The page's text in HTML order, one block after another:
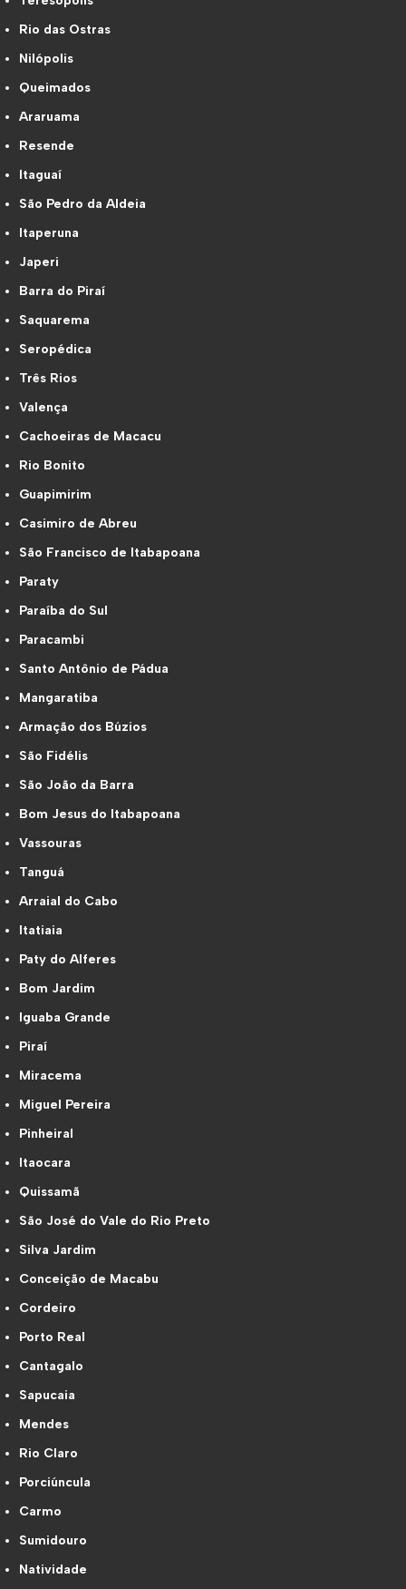
Rio das Ostras
Nilópolis
Queimados
Araruama
Resende
Itaguaí
São Pedro da Aldeia
Itaperuna
Japeri
Barra do Piraí
Saquarema
Seropédica
Três Rios
Valença
Cachoeiras de Macacu
Rio Bonito
Guapimirim
Casimiro de Abreu
São Francisco de Itabapoana
Paraty
Paraíba do Sul
Paracambi
Santo Antônio de Pádua
Mangaratiba
Armação dos Búzios
São Fidélis
São João da Barra
Bom Jesus do Itabapoana
Vassouras
Tanguá
Arraial do Cabo
Itatiaia
Paty do Alferes
Bom Jardim
Iguaba Grande
Piraí
Miracema
Miguel Pereira
Pinheiral
Itaocara
Quissamã
São José do Vale do Rio Preto
Silva Jardim
Conceição de Macabu
Cordeiro
Porto Real
Cantagalo
Sapucaia
Mendes
Rio Claro
Porciúncula
Carmo
Sumidouro
Natividade